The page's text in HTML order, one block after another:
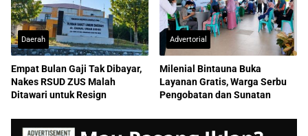
Daerah
Empat Bulan Gaji Tak Dibayar,
Nakes RSUD ZUS Malah
Ditawari untuk Resign
Advertorial
Milenial Bintauna Buka
Layanan Gratis, Warga Serbu
Pengobatan dan Sunatan